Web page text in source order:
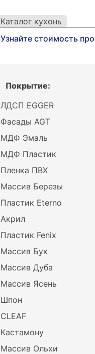
Каталог кухонь
Узнайте стоимость
Покрытие:
ЛДСП EGGER
Фасады AGT
МДФ Эмаль
МДФ Пластик
Пленка ПВХ
Массив Березы
Пластик Eterno
Акрил
Пластик Fenix
Массив Бук
Массив Дуба
Массив Ясень
Шпон
CLEAF
Кастамону
Массив Ольхи